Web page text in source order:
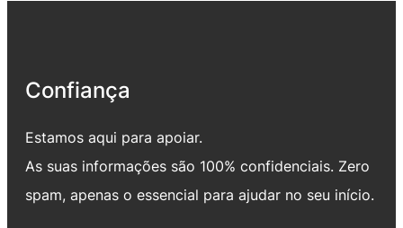
Confiança
Estamos aqui para apoiar.
As suas informações são 100% confidenciais. Zero
spam, apenas o essencial para ajudar no seu início.